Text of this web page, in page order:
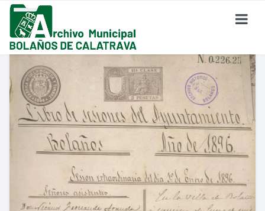
SOBRE EL ARCHIVO
¿Dónde Estamos?
Formulario De Contacto
Historia Del Archivo
Reglamento De Uso Del Archivo